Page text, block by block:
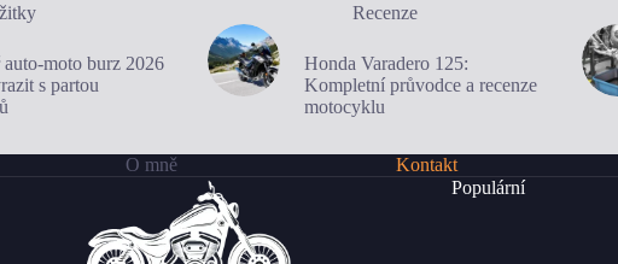
moto burz 2026
s partou
Recenze
Honda Varadero 125:
Kompletní průvodce a recenze
motocyklu
O mně Kontakt
Populární